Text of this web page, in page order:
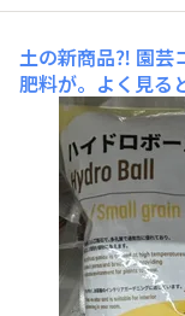
土の新商品⁈ 園芸
肥料が。よく見る
がシンプル化し
発酵堆肥は品薄
ジありますか？